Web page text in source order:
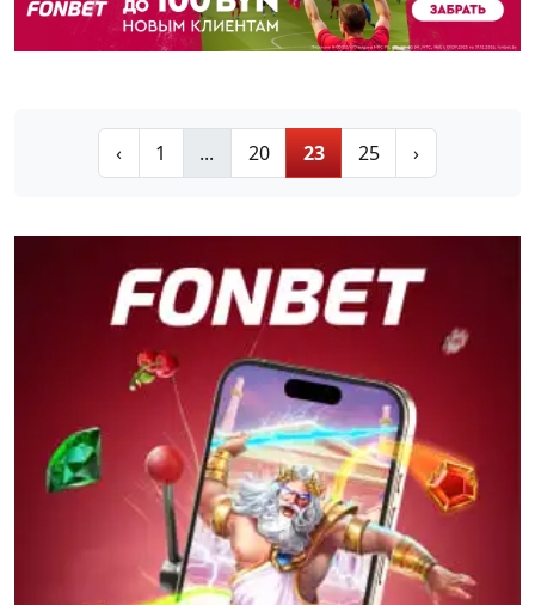
‹ 1 ... 20 23 25 ›